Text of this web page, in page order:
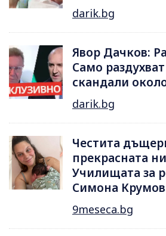
darik.bg
Явор Дачков:
Само
скандали
darik.bg
Честита
прекрасната
Училищата за
Симона
9meseca.bg